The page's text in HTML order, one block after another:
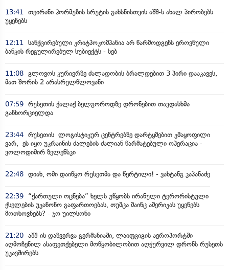
13:41
თეირანი ჰორმუზის სრუტის გახსნისთვის აშშ-ს ახალ პირობებს
უყენებს
12:11
სანქცირებული კრიტპოკომპანია არ წარმოდგენს ეროვნული
ბანკის რეგულირებულ სუბიექტს - სებ
11:08 გლოვოს კურიერზე ძალადობის ბრალდებით 3 პირი დააკავეს,
მათ შორის 2 არასრულწლოვანი
07:59 რუსეთის ქალაქ ბელგოროდზე დრონებით თავდასხმა
განხორციელდა
23:44 რუსეთის ლოგისტიკურ ცენტრებზე დარტყმებით კმაყოფილი
ვარ, ეს იყო უკრაინის ძალების ძალიან წარმატებული ოპერაცია -
ვოლოდიმირ ზელენსკი
22:48 დიახ, ომი დაიწყო რუსეთმა და წერტილი! - ვახტანგ კაპანაძე
22:39
“ქართული ოცნება” ხელს უწყობს ირანული ტერორისტული
ქსელების უკანონო გაფართოებას, თუმცა მაინც ამერიკას უყენებს
მოთხოვნებს? - ჯო უილსონი
21:20 აშშ-ის დაზვერვა გერმანიაში, ლაიფციგის აეროპორტში
აღმოჩენილ ასაფეთქებელი მოწყობილობით აღჭურვილ დრონს რუსეთს
უკავშირებს